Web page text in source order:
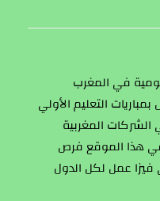
في المغرب
التعليم الأولي
الشركات المغربية
هذا الموقع فرص
عمل لكل الدول